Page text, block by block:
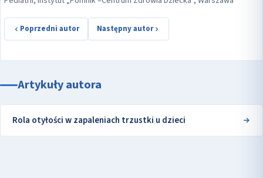
Poprzedni autor Następny autor
Artykuły autora
Rola otyłości w zapaleniach trzustki u dzieci